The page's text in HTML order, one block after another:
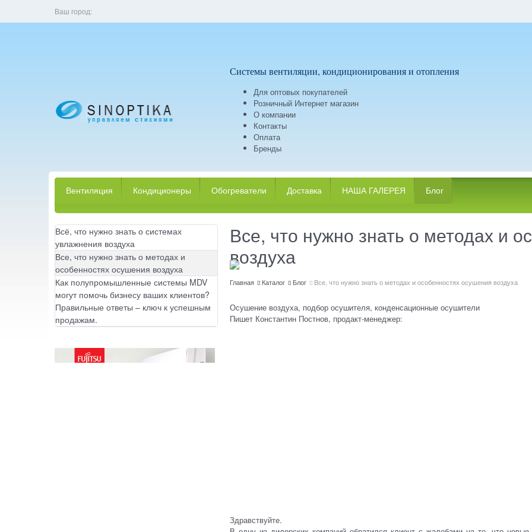
Ваш город:
Системы вентиляции, кондиционирования и отопления
Для оптовых покупателей
Розничный Интернет магазин
О компании
Контакты
Оплата
Бренды
Вентиляция Кондиционеры Обогреватели Доставка НАША ГАЛЕРЕЯ Блог
Всё, что нужно знать о системах
увлажнения воздуха
Все, что нужно знать о методах и
особенностях осушения воздуха
Как полупромышленные системы MDV
могут помочь бизнесу ваших клиентов?
Правильные ответы – ключ к успешным
продажам.
Все, что нужно знать о методах и
воздуха
Главная Каталог Блог Все, что нужно знать о методах и особенностях осушения воздуха
Осушение воздуха, подбор осушителя, конденсационные осушители
Пишет Константин Постнов, продакт-менеджер:
Здравствуйте.